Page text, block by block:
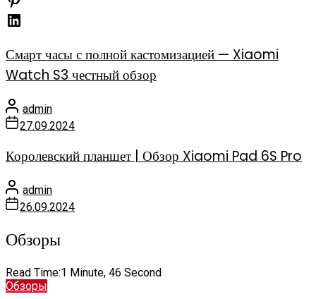
Смарт часы с полной кастомизацией — Xiaomi
Watch S3 честный обзор
admin
27.09.2024
Королевский планшет | Обзор Xiaomi Pad 6S Pro
admin
26.09.2024
Обзоры
Read Time:1 Minute, 46 Second
Обзоры